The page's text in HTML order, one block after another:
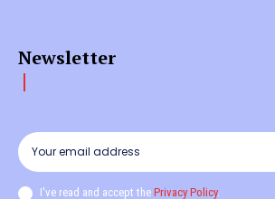
Newsletter
I've read and accept the Privacy Policy.